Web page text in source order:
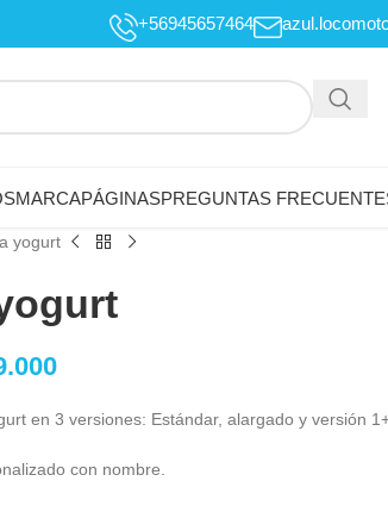
+56945657464
MARCAPÁGINASPREGUNTAS
yogurt
en 3 versiones: Estándar, alargado y versión
con nombre.